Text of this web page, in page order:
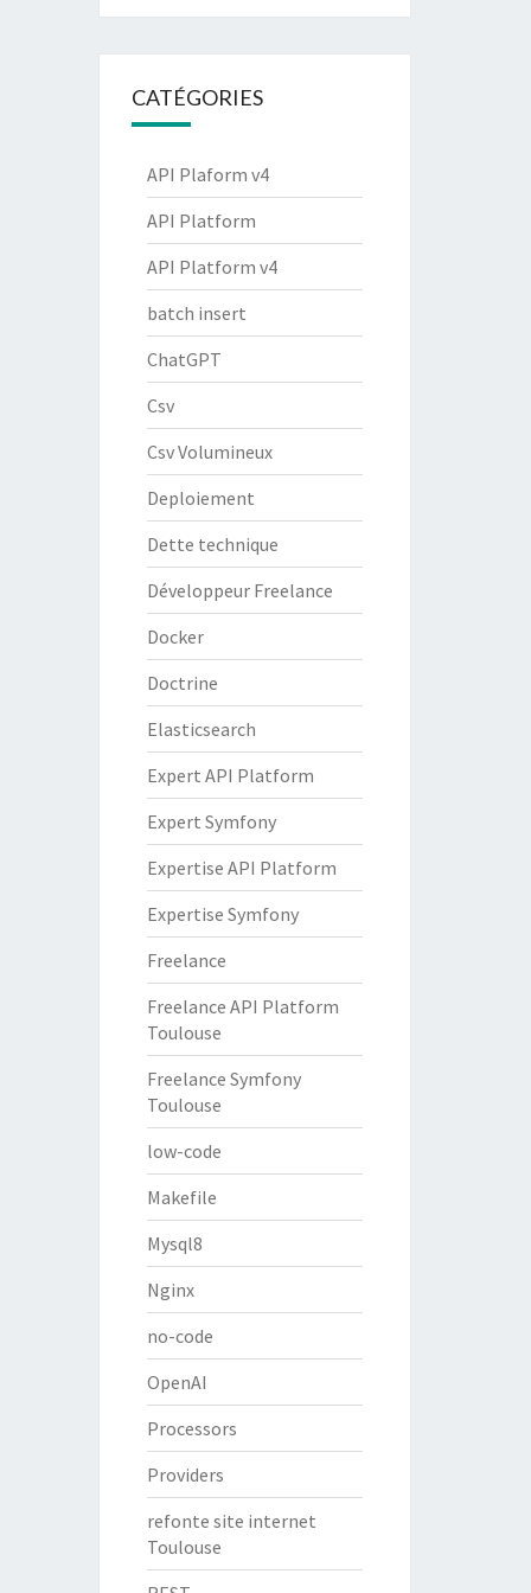
CATÉGORIES
API Plaform v4
API Platform
API Platform v4
batch insert
ChatGPT
Csv
Csv Volumineux
Deploiement
Dette technique
Développeur Freelance
Docker
Doctrine
Elasticsearch
Expert API Platform
Expert Symfony
Expertise API Platform
Expertise Symfony
Freelance
Freelance API Platform
Toulouse
Freelance Symfony
Toulouse
low-code
Makefile
Mysql8
Nginx
no-code
OpenAI
Processors
Providers
refonte site internet
Toulouse